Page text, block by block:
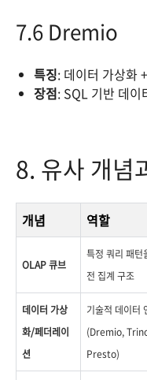
7.6 Dremio
특징: 데이터 가상화
장점: SQL 기반 데이
8. 유사 개념
개념 역할
OLAP 큐브
특정 쿼리 패턴
전 집계 구조
데이터 가상
화/페더레이
션
기술적 데이터
(Dremio,
Presto)